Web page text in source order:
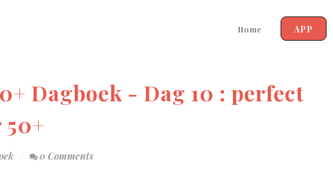
Home APP
Dagboek - Dag 10 : perfect
0 Comments